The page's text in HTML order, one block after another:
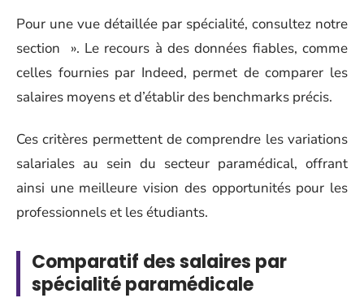
Pour une vue détaillée par spécialité, consultez notre
section ». Le recours à des données fiables, comme
celles fournies par Indeed, permet de comparer les
salaires moyens et d’établir des benchmarks précis.
Ces critères permettent de comprendre les variations
salariales au sein du secteur paramédical, offrant
ainsi une meilleure vision des opportunités pour les
professionnels et les étudiants.
Comparatif des salaires par
spécialité paramédicale